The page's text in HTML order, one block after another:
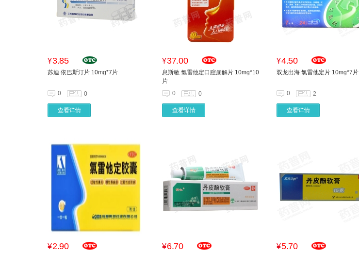
¥3.85
苏迪 依巴斯汀片 10mg*7片
0 0
查看详情
¥37.00
息斯敏 氯雷他定口腔崩解片 10mg*10
片
0
0
查看详情
¥4.50
双龙出海 氯雷他定片 10mg*7片
0 2
查看详情
¥2.90 ¥6.70 ¥5.70